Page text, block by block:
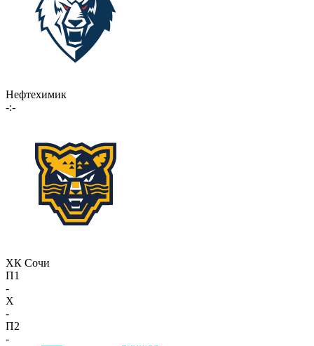
Нефтехимик
-:-
ХК Сочи
П1
-
X
-
П2
-